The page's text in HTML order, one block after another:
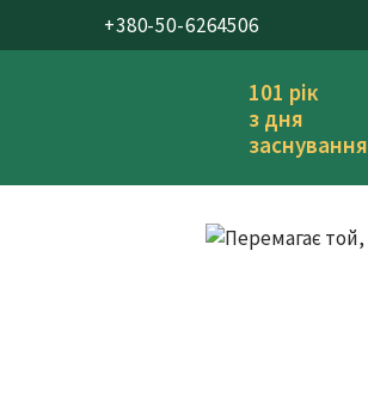
+380-50-6264506
101 рік
з дня
заснування